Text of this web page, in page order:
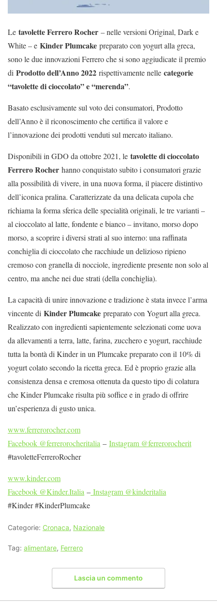
Le tavolette Ferrero Rocher – nelle versioni Original, Dark e
White – e Kinder Plumcake preparato con yogurt alla greca,
sono le due innovazioni Ferrero che si sono aggiudicate il premio
di Prodotto dell’Anno 2022 rispettivamente nelle categorie
“tavolette di cioccolato” e “merenda”.
Basato esclusivamente sul voto dei consumatori, Prodotto
dell’Anno è il riconoscimento che certifica il valore e
l’innovazione dei prodotti venduti sul mercato italiano.
Disponibili in GDO da ottobre 2021, le tavolette di cioccolato
Ferrero Rocher hanno conquistato subito i consumatori grazie
alla possibilità di vivere, in una nuova forma, il piacere distintivo
dell’iconica pralina. Caratterizzate da una delicata cupola che
richiama la forma sferica delle specialità originali, le tre varianti –
al cioccolato al latte, fondente e bianco – invitano, morso dopo
morso, a scoprire i diversi strati al suo interno: una raffinata
conchiglia di cioccolato che racchiude un delizioso ripieno
cremoso con granella di nocciole, ingrediente presente non solo al
centro, ma anche nei due strati (della conchiglia).
La capacità di unire innovazione e tradizione è stata invece l’arma
vincente di Kinder Plumcake preparato con Yogurt alla greca.
Realizzato con ingredienti sapientemente selezionati come uova
da allevamenti a terra, latte, farina, zucchero e yogurt, racchiude
tutta la bontà di Kinder in un Plumcake preparato con il 10% di
yogurt colato secondo la ricetta greca. Ed è proprio grazie alla
consistenza densa e cremosa ottenuta da questo tipo di colatura
che Kinder Plumcake risulta più soffice e in grado di offrire
un’esperienza di gusto unica.
www.ferrerorocher.com
Facebook @ferrerorocheritalia – Instagram @ferrerorocherit
#tavoletteFerreroRocher
www.kinder.com
Facebook @Kinder.Italia – Instagram @kinderitalia
#Kinder #KinderPlumcake
Categorie: Cronaca, Nazionale
Tag: alimentare, Ferrero
Lascia un commento